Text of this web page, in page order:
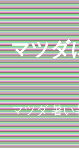
マツダ
マツダ 暑